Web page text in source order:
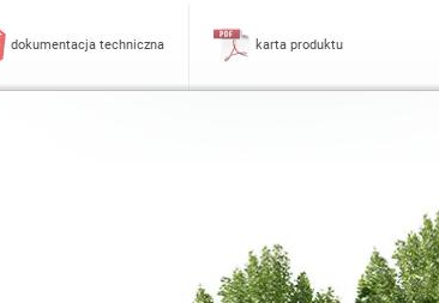
dokumentacja techniczna karta produktu